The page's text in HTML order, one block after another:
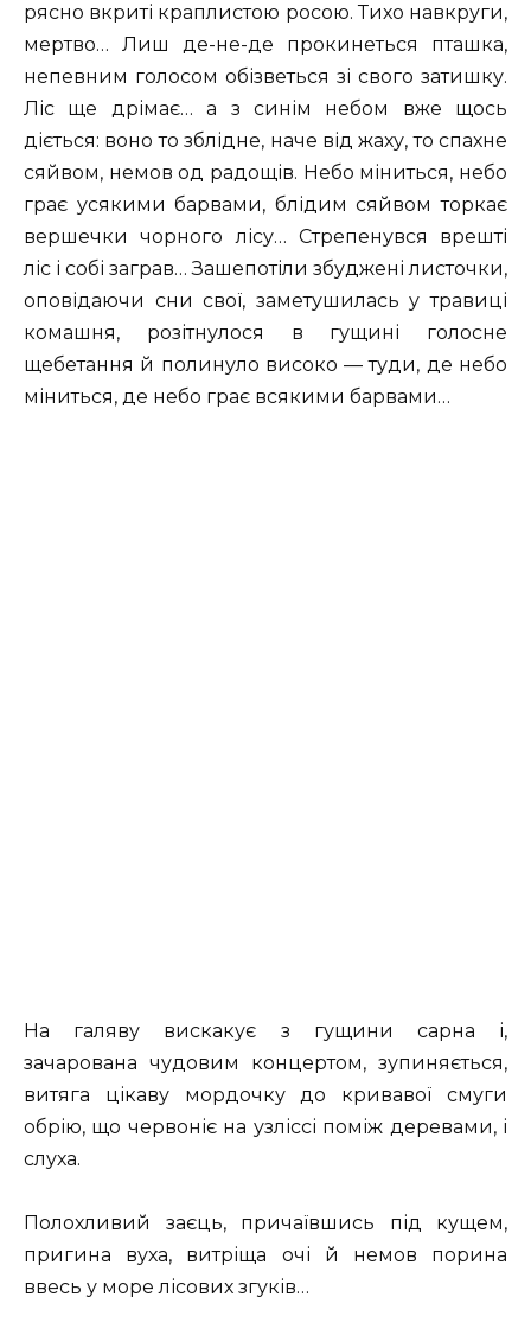
рясно вкриті краплистою росою. Тихо навкруги,
мертво… Лиш де-не-де прокинеться пташка,
непевним голосом обізветься зі свого затишку.
Ліс ще дрімає… а з синім небом вже щось
діється: воно то зблідне, наче від жаху, то спахне
сяйвом, немов од радощів. Небо міниться, небо
грає усякими барвами, блідим сяйвом торкає
вершечки чорного лісу… Стрепенувся врешті
ліс і собі заграв… Зашепотіли збуджені листочки,
оповідаючи сни свої, заметушилась у травиці
комашня, розітнулося в гущині голосне
щебетання й полинуло високо — туди, де небо
міниться, де небо грає всякими барвами…
На галяву вискакує з гущини сарна і,
зачарована чудовим концертом, зупиняється,
витяга цікаву мордочку до кривавої смуги
обрію, що червоніє на узліссі поміж деревами, і
слуха.
Полохливий заєць, причаївшись під кущем,
пригина вуха, витріща очі й немов порина
ввесь у море лісових згуків…